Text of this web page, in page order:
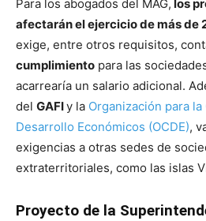
Para los abogados del MAG, los
afectarán el ejercicio de más de
exige, entre otros requisitos,
cumplimiento para las
acarrearía un salario adicional.
del GAFIy la Organización para
Desarrollo Económicos (OCDE),
exigencias a otras sedes de
extraterritoriales, como las islas
Proyecto de la